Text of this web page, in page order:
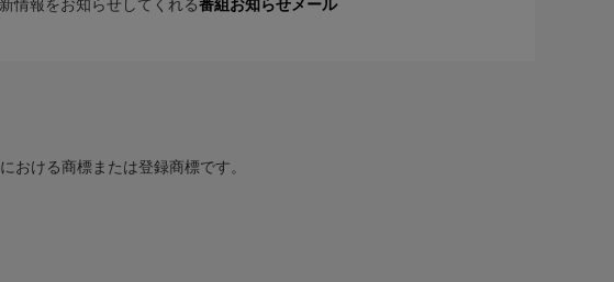
情報をお知らせしてくれる番組お知らせメール
おける商標または登録商標です。